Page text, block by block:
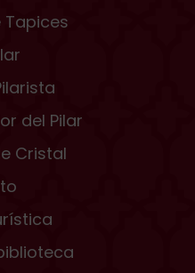
Tapices
del Pilar
Cristal